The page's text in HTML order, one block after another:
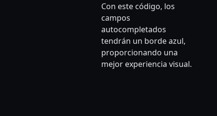
Con este código, los
campos
autocompletados
tendrán un borde azul,
proporcionando una
mejor experiencia visual.